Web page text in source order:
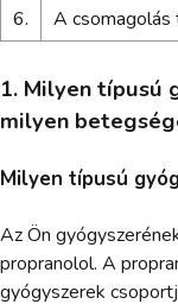
6.
A csomagolás
1. Milyen típusú
milyen
Milyen típusú
Az Ön
propranolol. A
gyógyszerek